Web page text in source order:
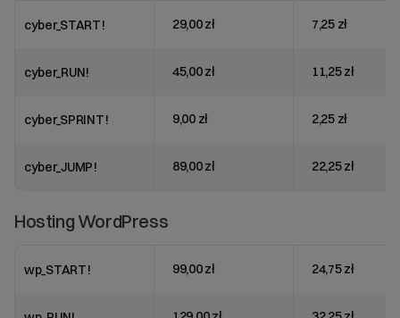
cyber_START! 29,00 zł 7,25 zł
cyber_RUN! 45,00 zł 11,25 zł
cyber_SPRINT! 9,00 zł 2,25 zł
cyber_JUMP! 89,00 zł 22,25 zł
Hosting WordPress
wp_START! 99,00 zł 24,75 zł